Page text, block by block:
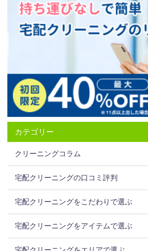
カテゴリー
クリーニングコラム
宅配クリーニングの口コミ評判
宅配クリーニングをこだわりで選ぶ
宅配クリーニングをアイテムで選ぶ